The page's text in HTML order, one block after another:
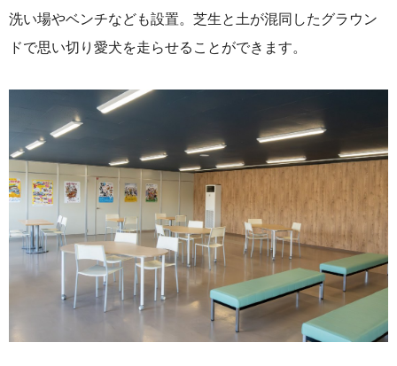
洗い場やベンチなども設置。芝生と土が混同したグラウン
ドで思い切り愛犬を走らせることができます。